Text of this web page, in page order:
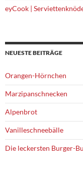
eyCook |
NEUESTE BEITRÄGE
Orangen-Hörnchen
Marzipanschnecken
Alpenbrot
Vanilleschneebälle
Die leckersten Burger-